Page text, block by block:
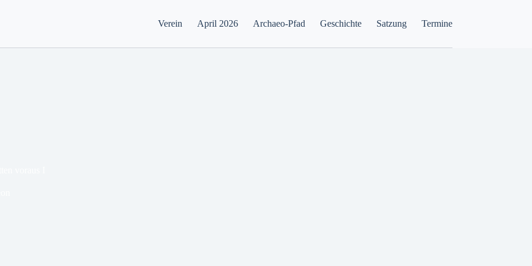
Verein April 2026 Archaeo-Pfad Geschichte Satzung Termine